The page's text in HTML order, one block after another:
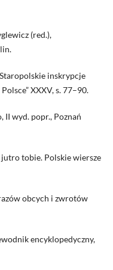
(red.),
inskrypcje
XXXV, s. 77–90.
II wyd. popr., Poznań
tobie. Polskie wiersze
obcych i zwrotów
encyklopedyczny,